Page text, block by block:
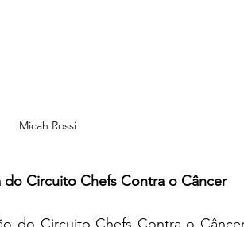
Micah Rossi
do Circuito Chefs Contra o Câncer